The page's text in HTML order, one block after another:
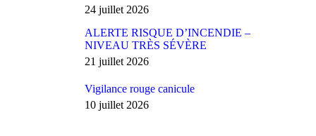
24 juillet 2026
ALERTE RISQUE D’INCENDIE –
NIVEAU TRÈS SÉVÈRE
21 juillet 2026
Vigilance rouge canicule
10 juillet 2026